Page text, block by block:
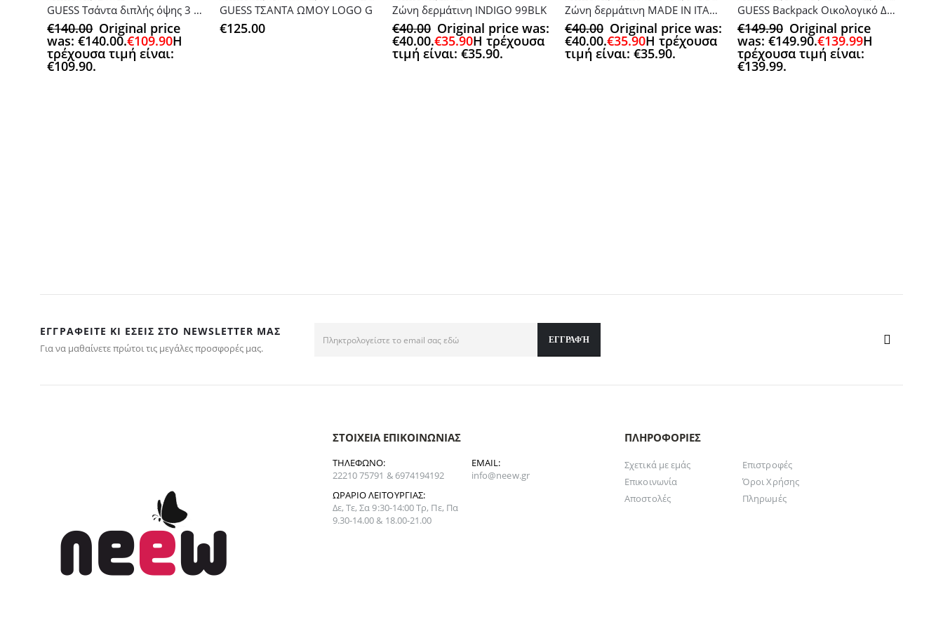
GUESS Τσάντα διπλής όψης 3 σε 1 SA7455260
€140.00 Original price
was: €140.00.€109.90Η
τρέχουσα τιμή είναι:
€109.90.
GUESS ΤΣΑΝΤΑ ΩΜΟΥ LOGO G
€125.00
Ζώνη δερμάτινη INDIGO 99BLK
€40.00 Original price was:
€40.00.€35.90Η τρέχουσα
τιμή είναι: €35.90.
Ζώνη δερμάτινη MADE IN ITALY 99WHT
€40.00 Original price was:
€40.00.€35.90Η τρέχουσα
τιμή είναι: €35.90.
GUESS Backpack Οικολογικό Δέρμα μπεζ
€149.90 Original price
was: €149.90.€139.99Η
τρέχουσα τιμή είναι:
€139.99.
ΕΓΓΡΑΦΕΊΤΕ ΚΙ ΕΣΕΊΣ ΣΤΟ NEWSLETTER ΜΑΣ
Για να μαθαίνετε πρώτοι τις μεγάλες προσφορές μας.
ΣΤΟΙΧΕΊΑ ΕΠΙΚΟΙΝΩΝΊΑΣ
ΤΗΛΈΦΩΝΟ:
22210 75791 & 6974194192
EMAIL:
info@neew.gr
ΩΡΆΡΙΟ ΛΕΙΤΟΥΡΓΊΑΣ:
Δε, Τε, Σα 9:30-14:00 Τρ, Πε, Πα
9.30-14.00 & 18.00-21.00
ΠΛΗΡΟΦΟΡΊΕΣ
Σχετικά με εμάς
Επικοινωνία
Αποστολές
Επιστροφές
Όροι Χρήσης
Πληρωμές